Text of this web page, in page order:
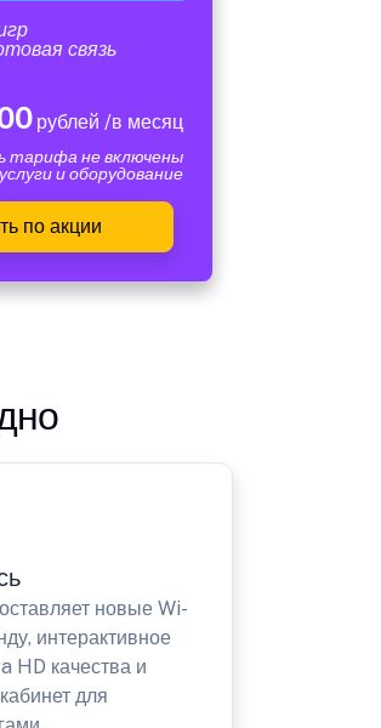
связь
рублей /в месяц
тарифа не включены
и оборудование
по акции
новые Wi-
интерактивное
HD качества и
для